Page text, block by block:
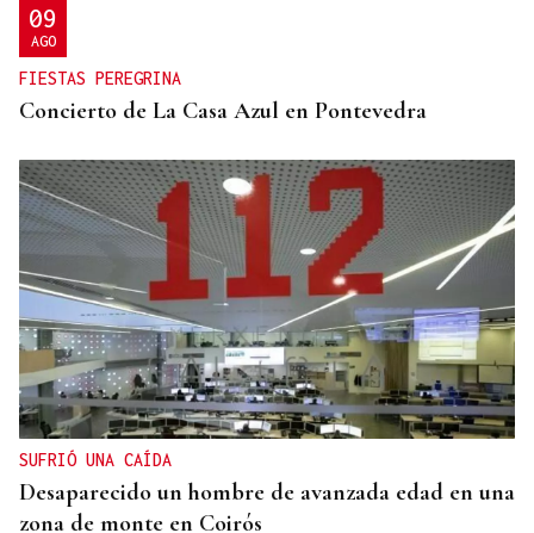
09
AGO
FIESTAS PEREGRINA
Concierto de La Casa Azul en Pontevedra
SUFRIÓ UNA CAÍDA
Desaparecido un hombre de avanzada edad en una
zona de monte en Coirós